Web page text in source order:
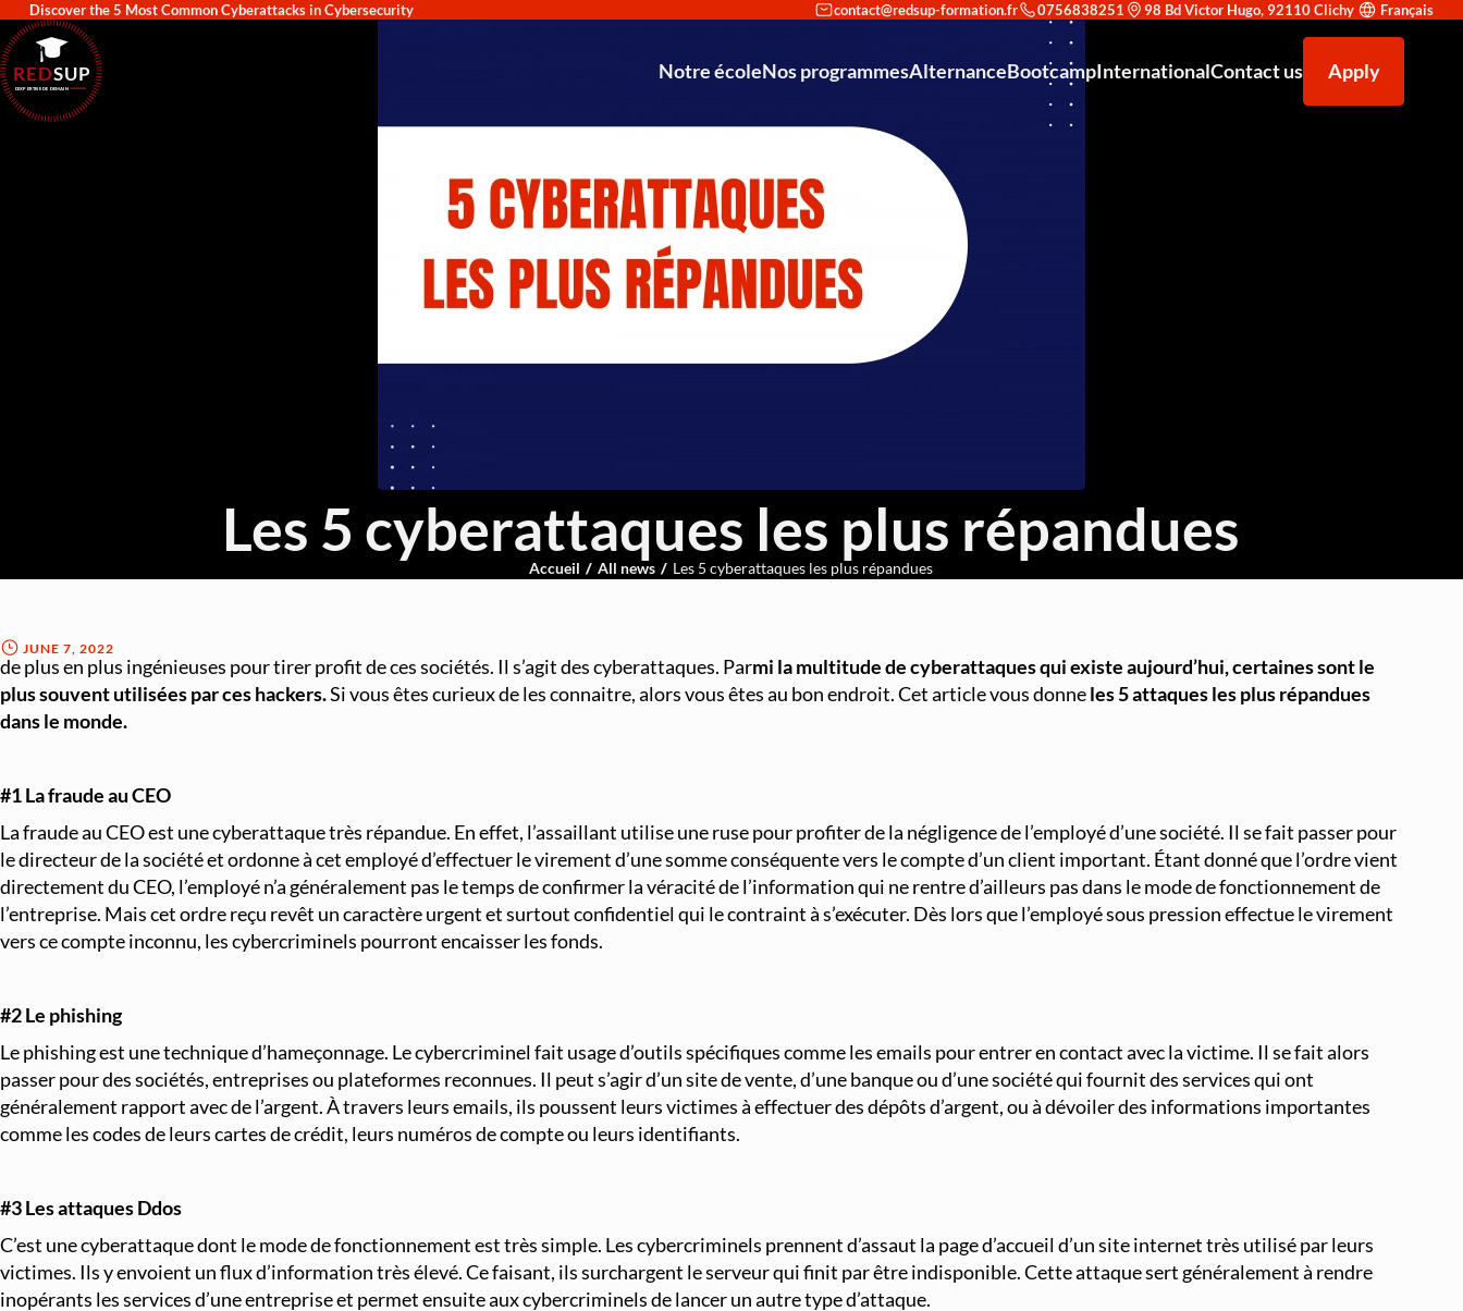
Discover the 5 Most Common Cyberattacks in Cybersecurity 0756838251 98 Bd Victor Hugo, 92110 Clichy Français
L'EXPERTISE DE DEMAIN
SUP
RED Notre école
Partenariat avec Cisco et Stormshield : une double reconnaissance prestigieuse
Nos programmes
Mastère Européen Expert IT en Cybersécurité et Haute Disponibilité Niveau 7 CEC
Mastère Européen – Spécialisé en Conception et Déploiement de Solutions IA - Niveau 7
Bachelor Européen – Chargé de Développement Commercial - Niveau 6
AlternanceBootcamp
Threat Hunting et Investigation Forensique
Architecture et Sécurité Cloud
Migration et Gestion Infrastructure Cloud
Infrastructure as Code avec Terraform et Ansible
Automatisation Réseau avec Python
InternationalContact us Apply
Les 5 cyberattaques les plus répandues
Accueil All news Les 5 cyberattaques les plus répandues
JUNE 7, 2022
augmenter leurs revenus. Cependant, cette démocratisation des outils numériques a aussi donné naissance à une nouvelle vague de hackers qui utilisent des méthodes
de plus en plus ingénieuses pour tirer profit de ces sociétés. Il s’agit des cyberattaques. Parmi la multitude de cyberattaques qui existe aujourd’hui, certaines sont le
plus souvent utilisées par ces hackers.Si vous êtes curieux de les connaitre, alors vous êtes au bon endroit. Cet article vous donneles 5 attaques les plus répandues
dans le monde.
#1 La fraude au CEO
La fraude au CEO est une cyberattaque très répandue. En effet, l’assaillant utilise une ruse pour profiter de la négligence de l’employé d’une société. Il se fait passer pour
le directeur de la société et ordonne à cet employé d’effectuer le virement d’une somme conséquente vers le compte d’un client important. Étant donné que l’ordre vient
directement du CEO, l’employé n’a généralement pas le temps de confirmer la véracité de l’information qui ne rentre d’ailleurs pas dans le mode de fonctionnement de
l’entreprise. Mais cet ordre reçu revêt un caractère urgent et surtout confidentiel qui le contraint à s’exécuter. Dès lors que l’employé sous pression effectue le virement
vers ce compte inconnu, les cybercriminels pourront encaisser les fonds.
#2 Le phishing
Le phishing est une technique d’hameçonnage. Le cybercriminel fait usage d’outils spécifiques comme les emails pour entrer en contact avec la victime. Il se fait alors
passer pour des sociétés, entreprises ou plateformes reconnues. Il peut s’agir d’un site de vente, d’une banque ou d’une société qui fournit des services qui ont
généralement rapport avec de l’argent. À travers leurs emails, ils poussent leurs victimes à effectuer des dépôts d’argent, ou à dévoiler des informations importantes
comme les codes de leurs cartes de crédit, leurs numéros de compte ou leurs identifiants.
#3Les attaques Ddos
C’est une cyberattaque dont le mode de fonctionnement est très simple. Les cybercriminels prennent d’assaut la page d’accueil d’un site internet très utilisé par leurs
victimes. Ils y envoient un flux d’information très élevé. Ce faisant, ils surchargent le serveur qui finit par être indisponible. Cette attaque sert généralement à rendre
inopérants les services d’une entreprise et permet ensuite aux cybercriminels de lancer un autre type d’attaque.